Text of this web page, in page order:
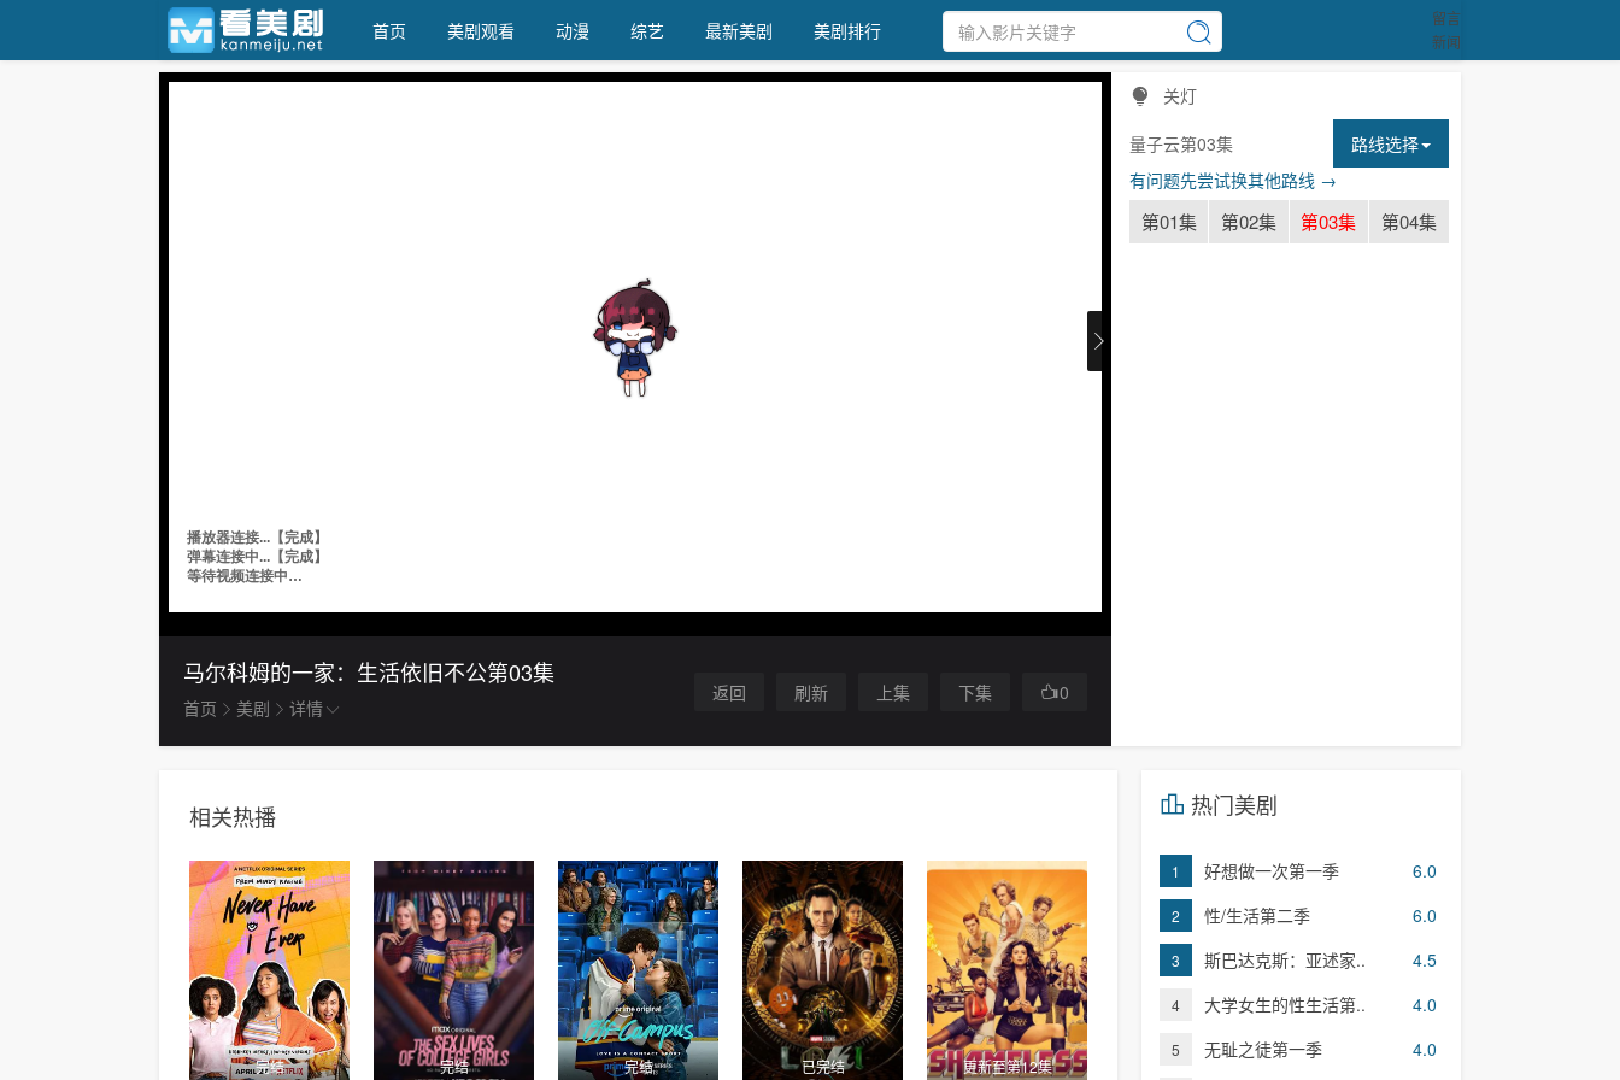
首页 美剧观看 动漫 综艺 最新美剧 美剧排行
留言
新闻
返回 刷新 上集 下集 0
马尔科姆的一家：生活依旧不公第03集
首页 美剧 详情
关灯
路线选择
量子云第03集
有问题先尝试换其他路线 →
第01集 第02集 第03集 第04集
相关热播
完结 完结 完结 已完结 更新至第12集
热门美剧
1 好想做一次第一季 6.0
2 性/生活第二季 6.0
3 斯巴达克斯：亚述家.. 4.5
4 大学女生的性生活第.. 4.0
5 无耻之徒第一季 4.0